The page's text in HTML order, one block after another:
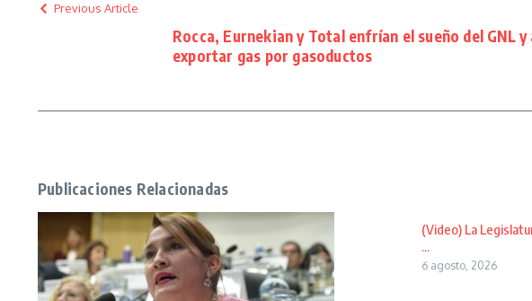
Previous Article
Rocca, Eurnekian y Total enfrían el sueño del GNL y
exportar gas por gasoductos
Publicaciones Relacionadas
(Video) La
...
6 agosto, 2026